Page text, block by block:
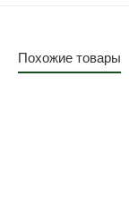
Похожие товары